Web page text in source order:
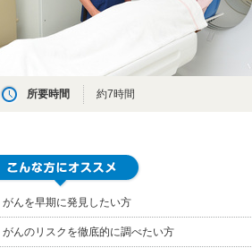
所要時間 約7時間
がんを早期に発見したい方
がんのリスクを徹底的に調べたい方